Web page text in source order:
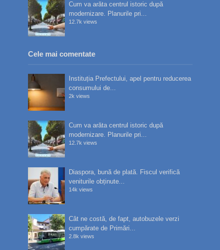
Cum va arăta centrul istoric după
modernizare. Planurile pri...
12.7k views
Cele mai comentate
Instituția Prefectului, apel pentru reducerea
consumului de...
2k views
Cum va arăta centrul istoric după
modernizare. Planurile pri...
12.7k views
Diaspora, bună de plată. Fiscul verifică
veniturile obținute...
14k views
Cât ne costă, de fapt, autobuzele verzi
cumpărate de Primări...
2.8k views